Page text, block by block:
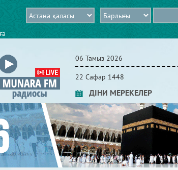
06 Тамыз 2026
22 Сафар 1448
ДІНИ МЕРЕКЕЛЕР